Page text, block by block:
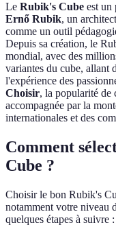
Le Rubik's Cube est un
Ernő Rubik, un
comme un outil
Depuis sa création, le
mondial, avec des
variantes du cube, allant
l'expérience des
Choisir, la popularité de
accompagnée par la
internationales et des
Comment
Cube ?
Choisir le bon Rubik's
notamment votre niveau
quelques étapes à suivre :